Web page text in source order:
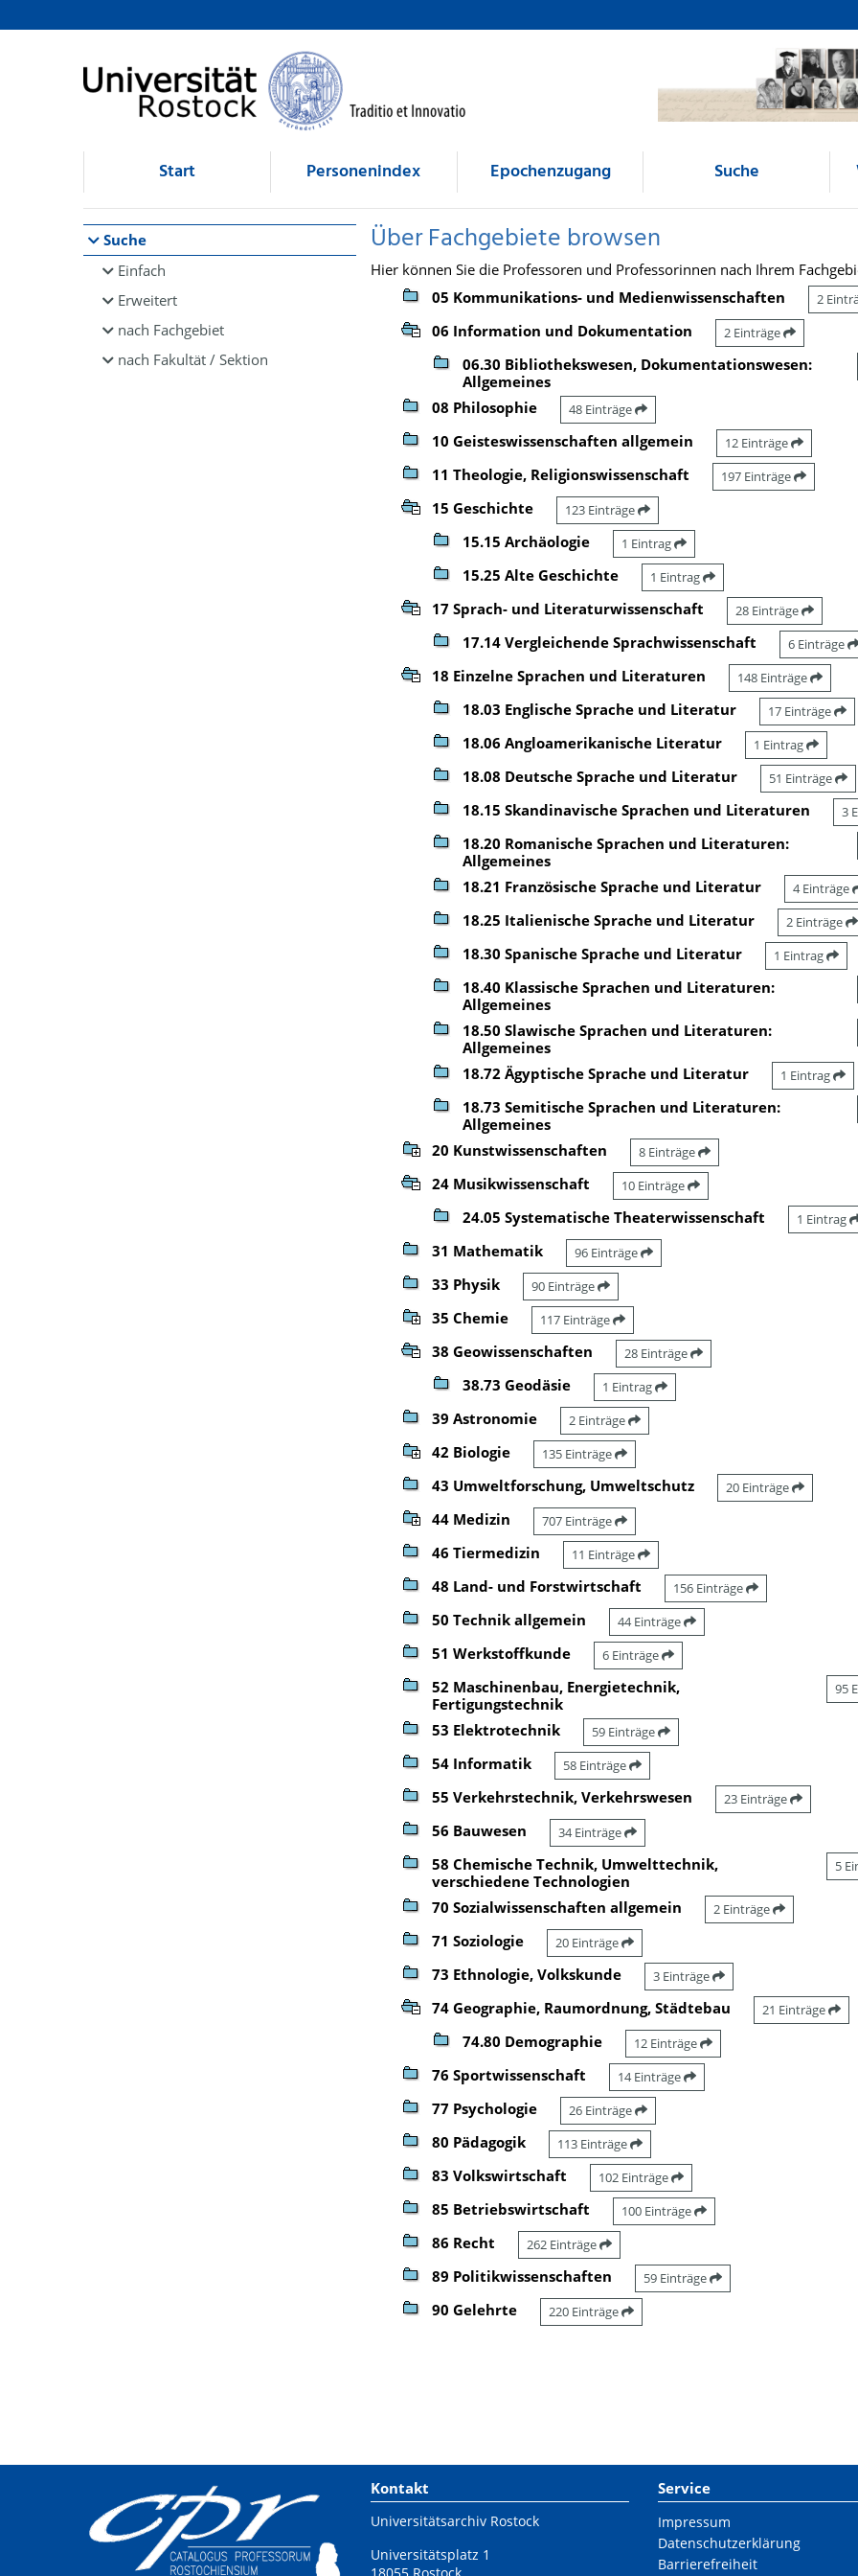
Browsen
direkt zum Inhalt
Start Personenindex Epochenzugang Suche
Suche
Einfach
Erweitert
nach Fachgebiet
nach Fakultät / Sektion
Über Fachgebiete browsen
Hier können Sie die Professoren und Professorinnen nach Ihrem
05 Kommunikations- und Medienwissenschaften
2
06 Information und Dokumentation 2 Einträge
06.30 Bibliothekswesen, Dokumentationswesen:
Allgemeines
08 Philosophie 48 Einträge
10 Geisteswissenschaften allgemein 12 Einträge
11 Theologie, Religionswissenschaft 197 Einträge
15 Geschichte 123 Einträge
15.15 Archäologie 1 Eintrag
15.25 Alte Geschichte 1 Eintrag
17 Sprach- und Literaturwissenschaft 28 Einträge
17.14 Vergleichende Sprachwissenschaft 6 Einträge
18 Einzelne Sprachen und Literaturen 148 Einträge
18.03 Englische Sprache und Literatur 17 Einträge
18.06 Angloamerikanische Literatur 1 Eintrag
18.08 Deutsche Sprache und Literatur 51 Einträge
18.15 Skandinavische Sprachen und Literaturen 3
18.20 Romanische Sprachen und Literaturen:
Allgemeines
18.21 Französische Sprache und Literatur 4 Einträge
18.25 Italienische Sprache und Literatur 2 Einträge
18.30 Spanische Sprache und Literatur 1 Eintrag
18.40 Klassische Sprachen und Literaturen:
Allgemeines
18.50 Slawische Sprachen und Literaturen:
Allgemeines
18.72 Ägyptische Sprache und Literatur 1 Eintrag
18.73 Semitische Sprachen und Literaturen:
Allgemeines
20 Kunstwissenschaften 8 Einträge
24 Musikwissenschaft 10 Einträge
24.05 Systematische Theaterwissenschaft 1 Eintrag
31 Mathematik 96 Einträge
33 Physik 90 Einträge
35 Chemie 117 Einträge
38 Geowissenschaften 28 Einträge
38.73 Geodäsie 1 Eintrag
39 Astronomie 2 Einträge
42 Biologie 135 Einträge
43 Umweltforschung, Umweltschutz 20 Einträge
44 Medizin 707 Einträge
46 Tiermedizin 11 Einträge
48 Land- und Forstwirtschaft 156 Einträge
50 Technik allgemein 44 Einträge
51 Werkstoffkunde 6 Einträge
52 Maschinenbau, Energietechnik,
Fertigungstechnik
95
53 Elektrotechnik 59 Einträge
54 Informatik 58 Einträge
55 Verkehrstechnik, Verkehrswesen 23 Einträge
56 Bauwesen 34 Einträge
58 Chemische Technik, Umwelttechnik,
verschiedene Technologien
5
70 Sozialwissenschaften allgemein 2 Einträge
71 Soziologie 20 Einträge
73 Ethnologie, Volkskunde 3 Einträge
74 Geographie, Raumordnung, Städtebau 21 Einträge
74.80 Demographie 12 Einträge
76 Sportwissenschaft 14 Einträge
77 Psychologie 26 Einträge
80 Pädagogik 113 Einträge
83 Volkswirtschaft 102 Einträge
85 Betriebswirtschaft 100 Einträge
86 Recht 262 Einträge
89 Politikwissenschaften 59 Einträge
90 Gelehrte 220 Einträge
Kontakt
Universitätsarchiv Rostock
Universitätsplatz 1
Service
Impressum
Datenschutzerklärung
Barrierefreiheit